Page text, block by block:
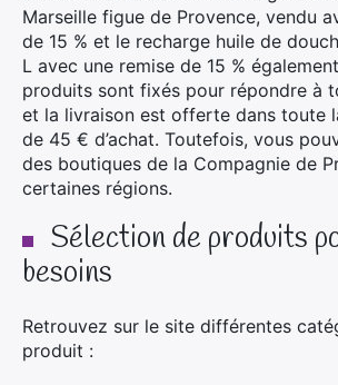
Marseille figue de Provence, vendu
de 15 % et le recharge huile de
L avec une remise de 15 %
produits sont fixés pour répondre à
et la livraison est offerte dans toute
de 45 € d’achat. Toutefois, vous
des boutiques de la Compagnie de
certaines régions.
Sélection de produits
besoins
Retrouvez sur le site différentes
produit :